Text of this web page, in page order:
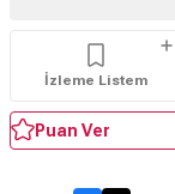
İzleme Listem
Puan Ver